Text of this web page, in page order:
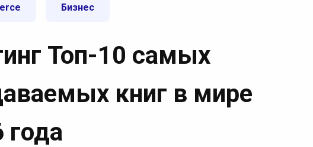
Бизнес
Топ-10 самых
книг в мире
года